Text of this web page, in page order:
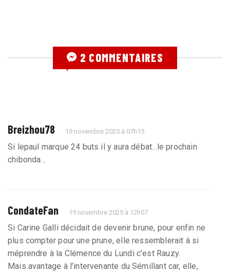
2 COMMENTAIRES
Breizhou78 19 novembre 2025 à 07h15
Si lepaul marque 24 buts il y aura débat...le prochain
chibonda...
CondateFan 19 novembre 2025 à 12h07
Si Carine Galli décidait de devenir brune, pour enfin ne
plus compter pour une prune, elle ressemblerait à si
méprendre à la Clémence du Lundi c’est Rauzy.
Mais avantage à l’intervenante du Sémillant car, elle,